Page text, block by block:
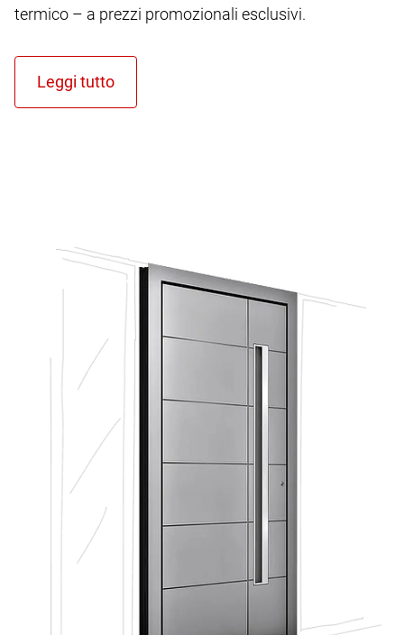
termico – a prezzi promozionali esclusivi.